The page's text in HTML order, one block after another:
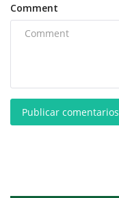
Comment
Publicar comentarios